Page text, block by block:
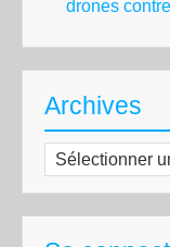
drones
Archives
Archives